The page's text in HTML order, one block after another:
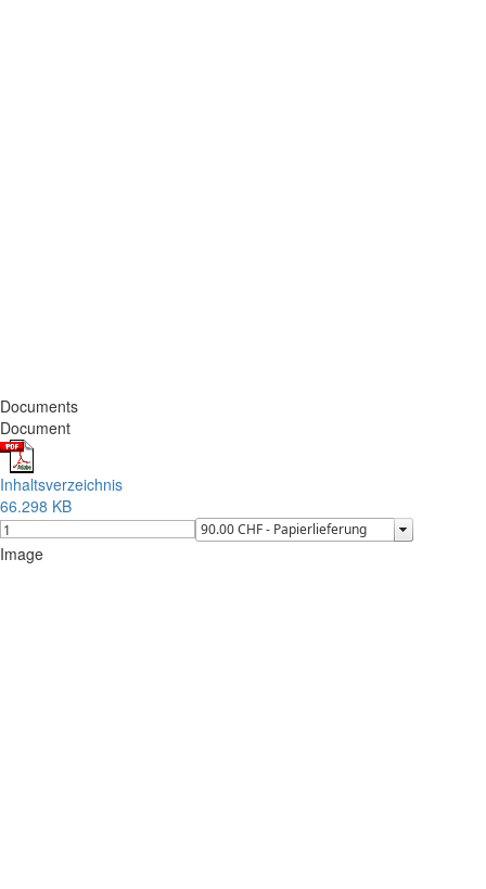
Documents
Document
Inhaltsverzeichnis
66.298 KB
Image